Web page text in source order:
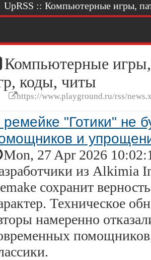
UpRSS :: Компьютерные игры,
Компьютерные
коды, читы
https://www.playground.ru/rss/
ремейке "Готики" не
и
Mon, 27 Apr 2026
из Alkimia
сохранит
Техническое
намеренно